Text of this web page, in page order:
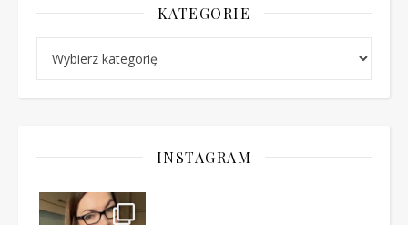
KATEGORIE
INSTAGRAM